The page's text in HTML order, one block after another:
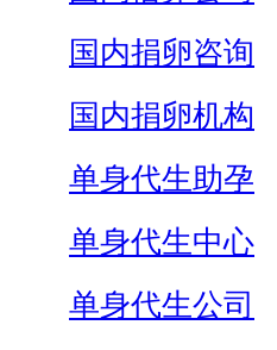
国内捐卵咨询
国内捐卵机构
单身代生助孕
单身代生中心
单身代生公司